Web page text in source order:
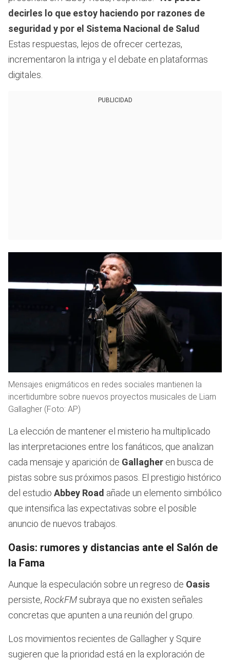
decirles lo que estoy haciendo por razones de
seguridad y por el Sistema Nacional de Salud
Estas respuestas, lejos de ofrecer certezas,
incrementaron la intriga y el debate en plataformas
digitales.
PUBLICIDAD
Mensajes enigmáticos en redes sociales mantienen la
incertidumbre sobre nuevos proyectos musicales de Liam
Gallagher (Foto: AP)
La elección de mantener el misterio ha multiplicado
las interpretaciones entre los fanáticos, que analizan
cada mensaje y aparición de Gallagher en busca de
pistas sobre sus próximos pasos. El prestigio histórico
del estudio Abbey Road añade un elemento simbólico
que intensifica las expectativas sobre el posible
anuncio de nuevos trabajos.
Oasis: rumores y distancias ante el Salón de
la Fama
Aunque la especulación sobre un regreso de Oasis
persiste, RockFM subraya que no existen señales
concretas que apunten a una reunión del grupo.
Los movimientos recientes de Gallagher y Squire
sugieren que la prioridad está en la exploración de